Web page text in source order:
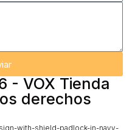
- VOX Tienda
derechos